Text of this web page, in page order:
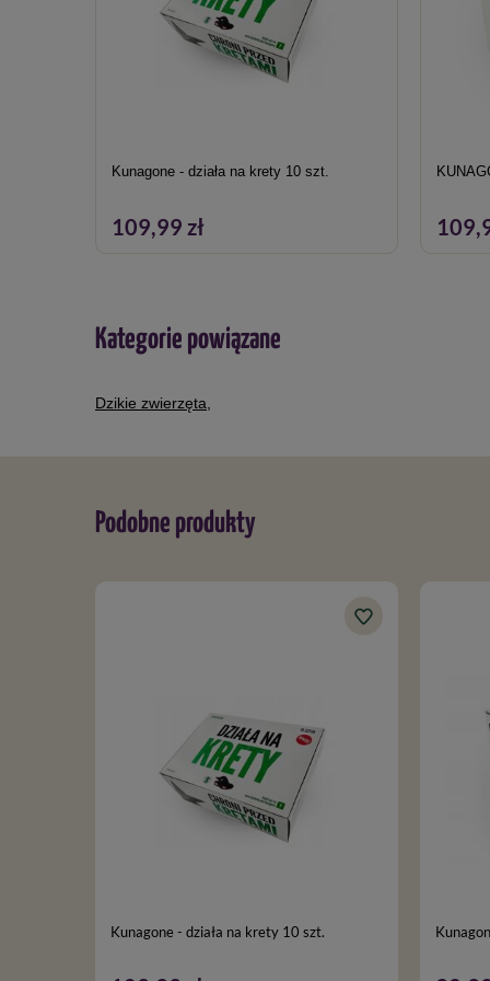
Kunagone - działa na krety 10 szt.
109,99 zł
Kategorie powiązane
Dzikie zwierzęta
Podobne produkty
Kunagone - działa na krety 10 szt.